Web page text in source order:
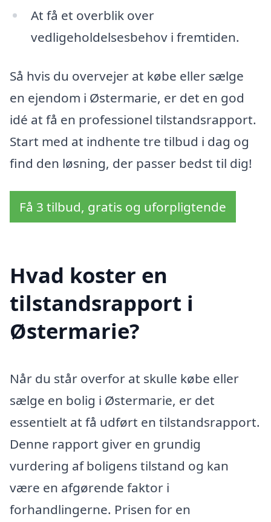
At få et overblik over
vedligeholdelsesbehov i fremtiden.
Så hvis du overvejer at købe eller sælge
en ejendom i Østermarie, er det en god
idé at få en professionel tilstandsrapport.
Start med at indhente tre tilbud i dag og
find den løsning, der passer bedst til dig!
Få 3 tilbud, gratis og uforpligtende
Hvad koster en
tilstandsrapport i
Østermarie?
Når du står overfor at skulle købe eller
sælge en bolig i Østermarie, er det
essentielt at få udført en tilstandsrapport.
Denne rapport giver en grundig
vurdering af boligens tilstand og kan
være en afgørende faktor i
forhandlingerne. Prisen for en